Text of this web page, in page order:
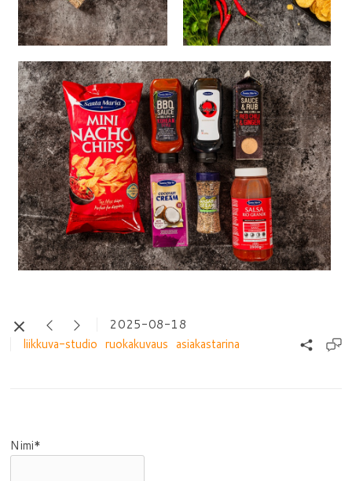
2025-08-18
liikkuva-studio ruokakuvaus asiakastarina
Nimi*